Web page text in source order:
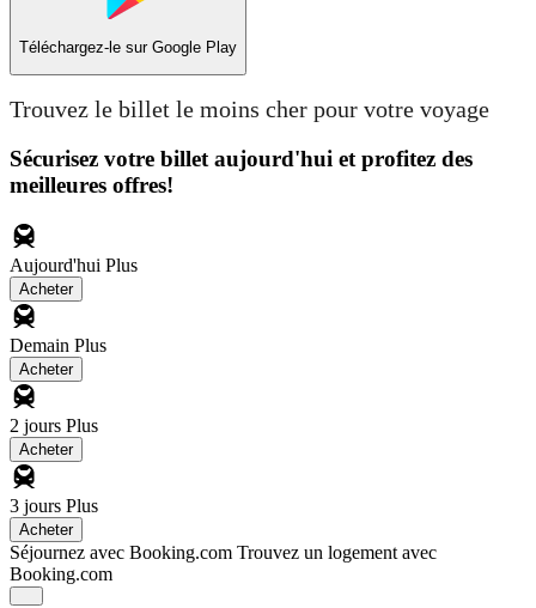
Téléchargez-le sur Google Play
Trouvez le billet le moins cher pour votre voyage
Sécurisez votre billet aujourd'hui et profitez des
meilleures offres!
Aujourd'hui Plus
Acheter
Demain Plus
Acheter
2 jours Plus
Acheter
3 jours Plus
Acheter
Séjournez avec Booking.com Trouvez un logement avec
Booking.com